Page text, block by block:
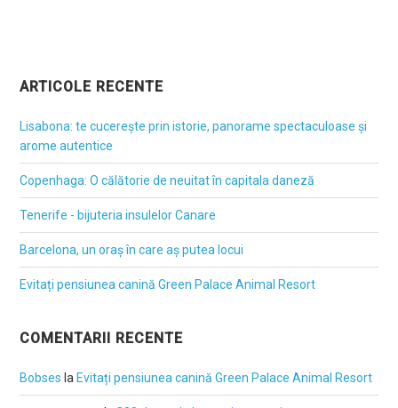
ARTICOLE RECENTE
Lisabona: te cucerește prin istorie, panorame spectaculoase și
arome autentice
Copenhaga: O călătorie de neuitat în capitala daneză
Tenerife - bijuteria insulelor Canare
Barcelona, un oraș în care aș putea locui
Evitați pensiunea canină Green Palace Animal Resort
COMENTARII RECENTE
Bobses la Evitați pensiunea canină Green Palace Animal Resort